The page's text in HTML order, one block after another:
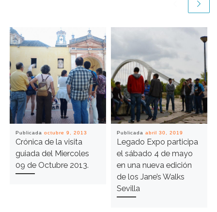
Publicada octubre 9, 2013
Crónica de la visita
guiada del Miercoles
09 de Octubre 2013.
Publicada abril 30, 2019
Legado Expo participa
el sábado 4 de mayo
en una nueva edición
de los Jane’s Walks
Sevilla